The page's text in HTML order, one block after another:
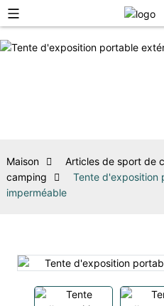
Maison Articles de sport de
camping
Tente d'exposition
imperméable